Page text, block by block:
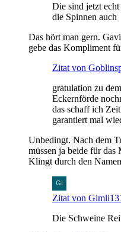
Die sind jetzt
die Spinnen auch
Das hört man gern.
gebe das Kompliment
Zitat von
gratulation zu
Eckernförde
das schaff ich
garantiert mal
Unbedingt. Nach dem
müssen ja beide für das
Klingt durch den
Zitat von
Die Schweine